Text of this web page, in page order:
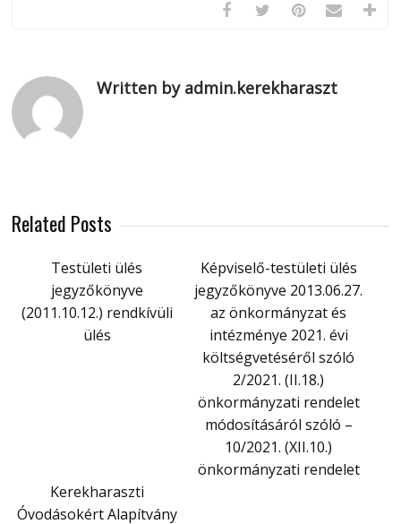
Written by admin.kerekharaszt
Related Posts
Testületi ülés
jegyzőkönyve
(2011.10.12.) rendkívüli
ülés
Képviselő-testületi ülés
jegyzőkönyve 2013.06.27.
az önkormányzat és
intézménye 2021. évi
költségvetéséről szóló
2/2021. (II.18.)
önkormányzati rendelet
módosításáról szóló –
10/2021. (XII.10.)
önkormányzati rendelet
Kerekharaszti
Óvodásokért Alapítvány